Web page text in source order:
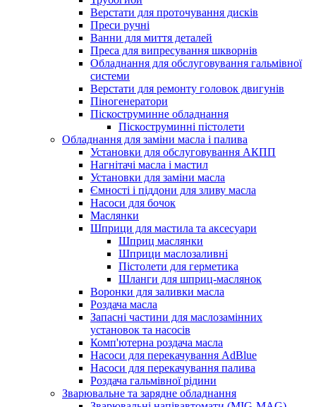
Верстати для проточування дисків
Преси ручні
Ванни для миття деталей
Преса для випресування шкворнів
Обладнання для обслуговування гальмівної
системи
Верстати для ремонту головок двигунів
Піногенератори
Піскоструминне обладнання
Піскоструминні пістолети
Обладнання для заміни масла і палива
Установки для обслуговування АКПП
Нагнітачі масла і мастил
Установки для заміни масла
Ємності і піддони для зливу масла
Насоси для бочок
Маслянки
Шприци для мастила та аксесуари
Шприц маслянки
Шприци маслозаливні
Пістолети для герметика
Шланги для шприц-маслянок
Воронки для заливки масла
Роздача масла
Запасні частини для маслозамінних
установок та насосів
Комп'ютерна роздача масла
Насоси для перекачування AdBlue
Насоси для перекачування палива
Роздача гальмівної рідини
Зварювальне та зарядне обладнання